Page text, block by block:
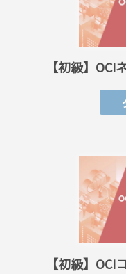
【初級】
【初級】